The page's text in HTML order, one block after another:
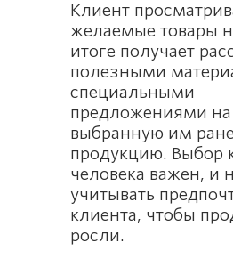
Клиент
желаемые товары
итоге получает
полезными
специальными
предложениями на
выбранную им
продукцию. Выбор
человека важен, и
учитывать
клиента, чтобы
росли.